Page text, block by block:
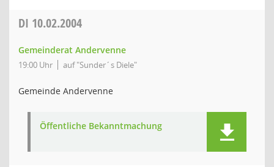
DI 10.02.2004
Gemeinderat Andervenne
19:00 Uhr auf "Sunder´s Diele"
Gemeinde Andervenne
Öffentliche Bekanntmachung